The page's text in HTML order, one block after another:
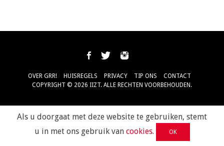
OVER GRR! HUISREGELS PRIVACY TIP ONS
CONTACT
COPYRIGHT © 2026 IIZT. ALLE RECHTEN VOORBEHOUDEN.
Als u doorgaat met deze website te gebruiken, stemt
u in met ons gebruik van cookies. OK